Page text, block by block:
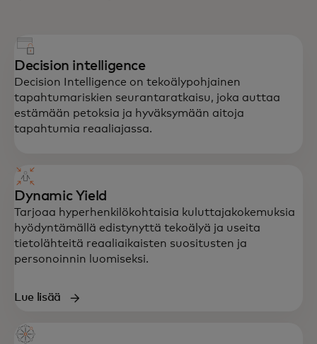
Decision intelligence
Decision Intelligence on tekoälypohjainen
tapahtumariskien seurantaratkaisu, joka auttaa
estämään petoksia ja hyväksymään aitoja
tapahtumia reaaliajassa.
Dynamic Yield
Tarjoaa hyperhenkilökohtaisia kuluttajakokemuksia
hyödyntämällä edistynyttä tekoälyä ja useita
tietolähteitä reaaliaikaisten suositusten ja
personoinnin luomiseksi.
Lue lisää